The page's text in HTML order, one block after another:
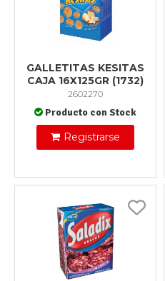
GALLETITAS KESITAS
CAJA 16X125GR (1732)
2602270
Producto con Stock
Registrarse